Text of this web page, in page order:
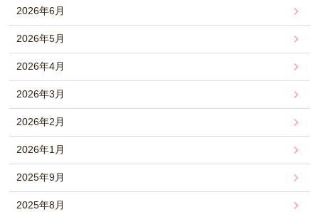
2026年6月
2026年5月
2026年4月
2026年3月
2026年2月
2026年1月
2025年9月
2025年8月